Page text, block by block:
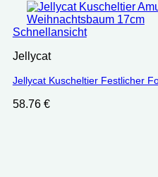
Schnellansicht
Jellycat
Jellycat Kuscheltier Festlicher
58.76 €